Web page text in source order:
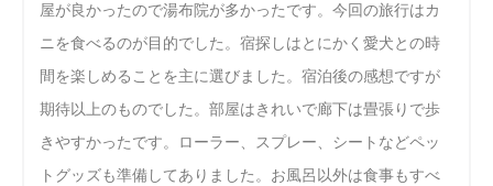
屋が良かったので湯布院が多かったです。今回の旅行はカ
ニを食べるのが目的でした。宿探しはとにかく愛犬との時
間を楽しめることを主に選びました。宿泊後の感想ですが
期待以上のものでした。部屋はきれいで廊下は畳張りで歩
きやすかったです。ローラー、スプレー、シートなどペッ
トグッズも準備してありました。お風呂以外は食事もすべ